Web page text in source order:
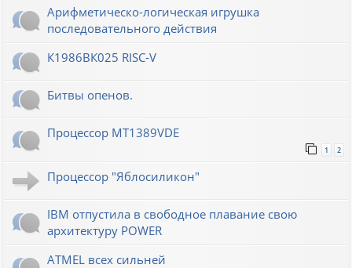
Арифметическо-логическая игрушка
последовательного действия
К1986ВК025 RISC-V
Битвы опенов.
Процессор MT1389VDE
1 2
Процессор "Яблосиликон"
IBM отпустила в свободное плавание свою
архитектуру POWER
ATMEL всех сильней